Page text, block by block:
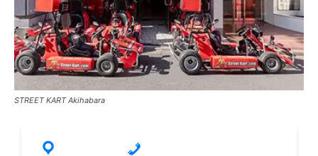
STREET KART Akihabara